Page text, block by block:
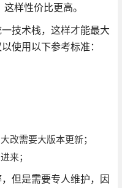
样性价比更高。
技术栈，这样才能最大
使用以下参考标准：
改需要大版本更新；
来；
但是需要专人维护，因